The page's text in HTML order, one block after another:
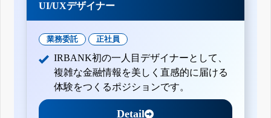
UI/UXデザイナー
業務委託 正社員
IRBANK初の一人目デザイナーとして、
複雑な金融情報を美しく直感的に届ける
体験をつくるポジションです。
Detail